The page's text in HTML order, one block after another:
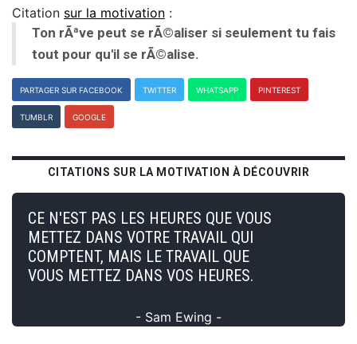
Citation sur la motivation :
Ton rÃªve peut se rÃ©aliser si seulement tu fais
tout pour qu'il se rÃ©alise.
PARTAGER SUR FACEBOOK TWITTER WHATSAPP PINTEREST
TUMBLR GOOGLE
CITATIONS SUR LA MOTIVATION À DÉCOUVRIR
CE N'EST PAS LES HEURES QUE VOUS
METTEZ DANS VOTRE TRAVAIL QUI
COMPTENT, MAIS LE TRAVAIL QUE
VOUS METTEZ DANS VOS HEURES.
- Sam Ewing -